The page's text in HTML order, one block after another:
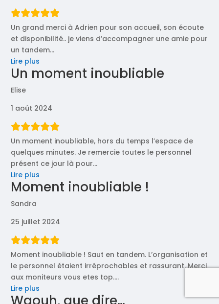
Un grand merci à Adrien pour son accueil, son écoute
et disponibilité.. je viens d’accompagner une amie pour
un tandem…
Lire plus
grand
Adrien »
Un moment inoubliable
Elise
1 août 2024
Un moment inoubliable, hors du temps l’espace de
quelques minutes. Je remercie toutes le personnel
présent ce jour là pour…
Lire plus
moment
Moment inoubliable !
Sandra
25 juillet 2024
Moment inoubliable ! Saut en tandem. L’organisation et
le personnel étaient irréprochables et rassurant. Merci
aux moniteurs vous etes top.…
Lire plus
inoubliable
Waouh, que dire…